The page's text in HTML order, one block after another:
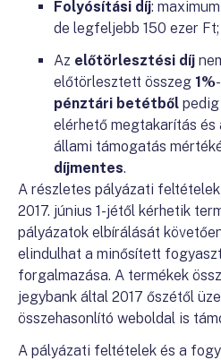
Folyósítási díj:
de legfeljebb 150 ezer Ft;
Az előtörlesztési díj
előtörlesztett összeg 1%
pénztári betétből
elérhető megtakarítás és
állami támogatás
díjmentes.
A részletes pályázati
2017. június 1-jétől kérhetik
pályázatok elbírálását
elindulhat a minősített
forgalmazása. A termékek
jegybank által 2017 őszétől
összehasonlító weboldal is
A pályázati feltételek és a